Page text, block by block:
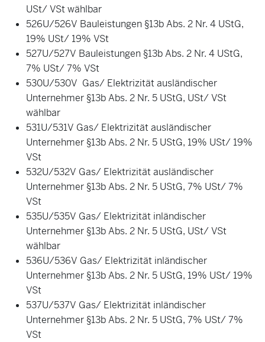
USt/ VSt wählbar
526U/526V Bauleistungen §13b Abs. 2 Nr. 4 UStG,
19% USt/ 19% VSt
527U/527V Bauleistungen §13b Abs. 2 Nr. 4 UStG,
7% USt/ 7% VSt
530U/530V Gas/ Elektrizität ausländischer
Unternehmer §13b Abs. 2 Nr. 5 UStG, USt/ VSt
wählbar
531U/531V Gas/ Elektrizität ausländischer
Unternehmer §13b Abs. 2 Nr. 5 UStG, 19% USt/ 19%
VSt
532U/532V Gas/ Elektrizität ausländischer
Unternehmer §13b Abs. 2 Nr. 5 UStG, 7% USt/ 7%
VSt
535U/535V Gas/ Elektrizität inländischer
Unternehmer §13b Abs. 2 Nr. 5 UStG, USt/ VSt
wählbar
536U/536V Gas/ Elektrizität inländischer
Unternehmer §13b Abs. 2 Nr. 5 UStG, 19% USt/ 19%
VSt
537U/537V Gas/ Elektrizität inländischer
Unternehmer §13b Abs. 2 Nr. 5 UStG, 7% USt/ 7%
VSt